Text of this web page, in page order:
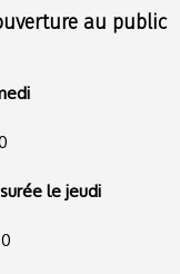
au public
le jeudi